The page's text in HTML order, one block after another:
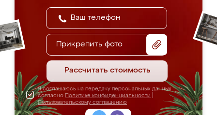
Прикрепить фото
Рассчитать стоимость
Я соглашаюсь на передачу персональных данных
согласно Политике конфиденциальности
Пользовательскому соглашению